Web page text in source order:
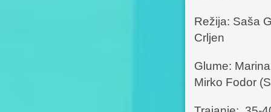
Režija: Saša
Crljen
Glume:
Mirko Fodor